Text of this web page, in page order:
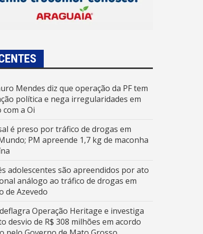
Mendes diz que operação da PF tem
política e nega irregularidades em
com a Oi
é preso por tráfico de drogas em
PM apreende 1,7 kg de maconha
adolescentes são apreendidos por ato
análogo ao tráfico de drogas em
de Azevedo
Operação Heritage e investiga
desvio de R$ 308 milhões em acordo